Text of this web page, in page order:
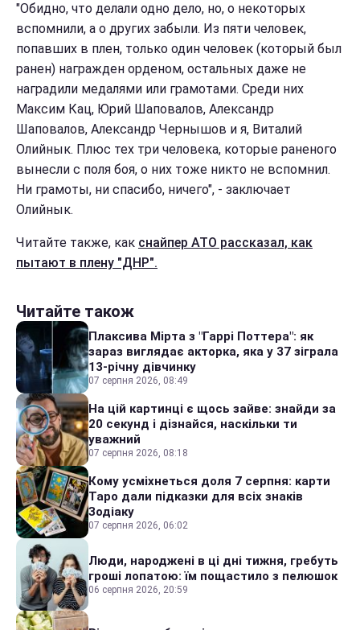
"Обидно, что делали одно дело, но, о некоторых
вспомнили, а о других забыли. Из пяти человек,
попавших в плен, только один человек (который был
ранен) награжден орденом, остальных даже не
наградили медалями или грамотами. Среди них
Максим Кац, Юрий Шаповалов, Александр
Шаповалов, Александр Чернышов и я, Виталий
Олийнык. Плюс тех три человека, которые раненого
вынесли с поля боя, о них тоже никто не вспомнил.
Ни грамоты, ни спасибо, ничего", - заключает
Олийнык.
Читайте также, как снайпер АТО рассказал, как
пытают в плену "ДНР".
Читайте також
Плаксива Мірта з "Гаррі Поттера": як
зараз виглядає акторка, яка у 37 зіграла
13-річну дівчинку
07 серпня 2026, 08:49
На цій картинці є щось зайве: знайди за
20 секунд і дізнайся, наскільки ти
уважний
07 серпня 2026, 08:18
Кому усміхнеться доля 7 серпня: карти
Таро дали підказки для всіх знаків
Зодіаку
07 серпня 2026, 06:02
Люди, народжені в ці дні тижня, гребуть
гроші лопатою: їм пощастило з пелюшок
06 серпня 2026, 20:59